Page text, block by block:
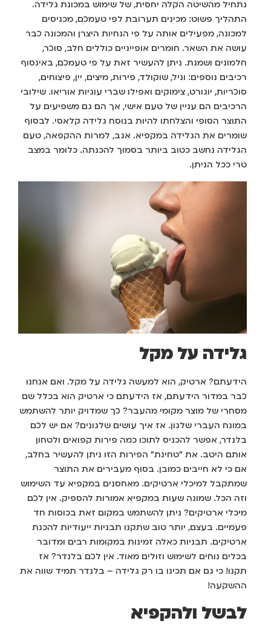
נתחיל מהשיטה הקלה יחסית, של שימוש במכונת גלידה.
התהליך פשוט: מכינים תערובת לפי טעמכם, מכניסים
למכונה, מפעילים אותה על פי הנחיות היצרן והמכונה כבר
עושה את השאר. חומרים אופייניים כוללים חלב, סוכר,
חלמונים ושמנת. ניתן להעשיר זאת על פי טעמכם, באינסוף
רכיבים נוספים: וניל, שוקולד, פירות, מיצים, יין, פיצוחים,
סוכריות, יוגורט, צימוקים ואפילו שברי עוגיות אוריאו. שילובי
הרכיבים הם עניין של טעם אישי, אך הם גם משפיעים על
התוצר הסופי והצלחתו להיות בנוסח גלידה קלאסי. לבסוף
שומרים את הגלידה במקפיא. אגב, למרות ההקפאה, טעם
הגלידה נחשב כטוב ביותר בסמוך להכנתה. כלומר במצב
טרי ככל הניתן.
גלידה על מקל
הידעתם? ארטיק, הוא למעשה גלידה על מקל. ואם אנחנו
כבר במדור הידעתם, אז הידעתם כי ארטיק הוא בכלל שם
מסחרי של מוצר מקומי מהעבר? כך שמדויק יותר להשתמש
במונח העברי שלגון. אז איך עושים שלגונים? אם יש לכם
בלנדר, אפשר להכניס לתוכו כמה פירות קפואים ולטחון
אותם היטב. את "טחינת" הפירות הזו ניתן להעשיר בחלב,
אם כי לא חייבים כמובן. בסוף מעבירים את התוצר
שמתקבל למיכלי ארטיקים. מאחסנים במקפיא עד השימוש
וזה הכל. שמונה שעות במקפיא אמורות להספיק. אין לכם
מיכלי ארטיקים? ניתן להשתמש במקום זאת בכוסות חד
פעמיים. בעצם, יותר טוב שתקנו תבניות ייעודיות להכנת
ארטיקים. תבניות כאלה זמינות במקומות רבים ומדובר
בכלים נוחים לשימוש וזולים מאוד. אין לכם בלנדר? אז
תקנו! כי גם אם תכינו בו רק גלידה – בלנדר תמיד שווה את
ההשקעה!
לבשל ולהקפיא